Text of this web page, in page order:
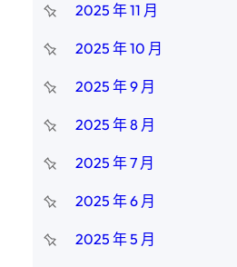
2025 年 11 月
2025 年 10 月
2025 年 9 月
2025 年 8 月
2025 年 7 月
2025 年 6 月
2025 年 5 月